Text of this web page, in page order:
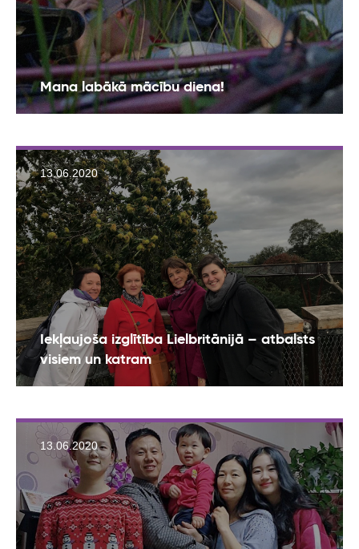
Mana labākā mācību diena!
13.06.2020
Iekļaujoša izglītība Lielbritānijā – atbalsts
visiem un katram
13.06.2020